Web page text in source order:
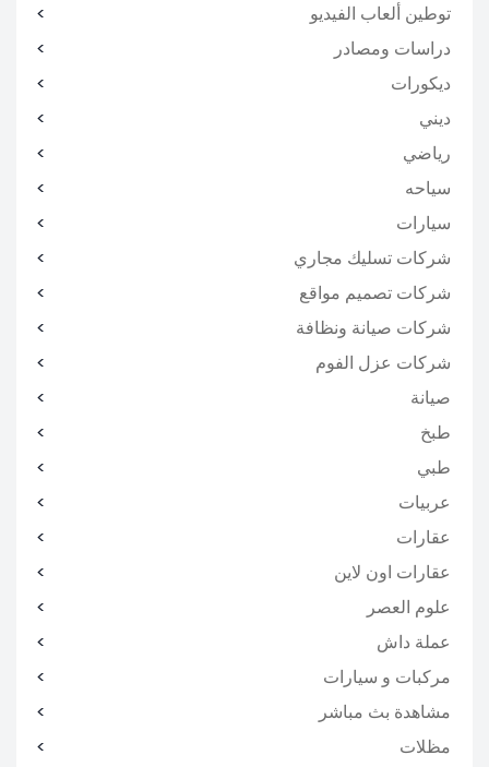
توطين ألعاب الفيديو
دراسات ومصادر
ديكورات
ديني
رياضي
سياحه
سيارات
شركات تسليك مجاري
شركات تصميم مواقع
شركات صيانة ونظافة
شركات عزل الفوم
صيانة
طبخ
طبي
عربيات
عقارات
عقارات اون لاين
علوم العصر
عملة داش
مركبات و سيارات
مشاهدة بث مباشر
مظلات